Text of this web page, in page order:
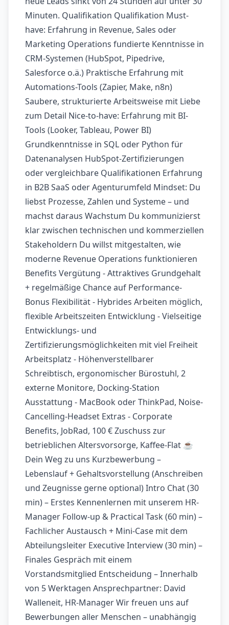
Minuten. Qualifikation Qualifikation Must-
have: Erfahrung in Revenue, Sales oder
Marketing Operations fundierte Kenntnisse in
CRM-Systemen (HubSpot, Pipedrive,
Salesforce o.ä.) Praktische Erfahrung mit
Automations-Tools (Zapier, Make, n8n)
Saubere, strukturierte Arbeitsweise mit Liebe
zum Detail Nice-to-have: Erfahrung mit BI-
Tools (Looker, Tableau, Power BI)
Grundkenntnisse in SQL oder Python für
Datenanalysen HubSpot-Zertifizierungen
oder vergleichbare Qualifikationen Erfahrung
in B2B SaaS oder Agenturumfeld Mindset: Du
liebst Prozesse, Zahlen und Systeme – und
machst daraus Wachstum Du kommunizierst
klar zwischen technischen und kommerziellen
Stakeholdern Du willst mitgestalten, wie
moderne Revenue Operations funktionieren
Benefits Vergütung - Attraktives Grundgehalt
+ regelmäßige Chance auf Performance-
Bonus Flexibilität - Hybrides Arbeiten möglich,
flexible Arbeitszeiten Entwicklung - Vielseitige
Entwicklungs- und
Zertifizierungsmöglichkeiten mit viel Freiheit
Arbeitsplatz - Höhenverstellbarer
Schreibtisch, ergonomischer Bürostuhl, 2
externe Monitore, Docking-Station
Ausstattung - MacBook oder ThinkPad, Noise-
Cancelling-Headset Extras - Corporate
Benefits, JobRad, 100 € Zuschuss zur
betrieblichen Altersvorsorge, Kaffee-Flat ☕
Dein Weg zu uns Kurzbewerbung –
Lebenslauf + Gehaltsvorstellung (Anschreiben
und Zeugnisse gerne optional) Intro Chat (30
min) – Erstes Kennenlernen mit unserem HR-
Manager Follow-up & Practical Task (60 min) –
Fachlicher Austausch + Mini-Case mit dem
Abteilungsleiter Executive Interview (30 min) –
Finales Gespräch mit einem
Vorstandsmitglied Entscheidung – Innerhalb
von 5 Werktagen Ansprechpartner: David
Walleneit, HR-Manager Wir freuen uns auf
Bewerbungen aller Menschen – unabhängig